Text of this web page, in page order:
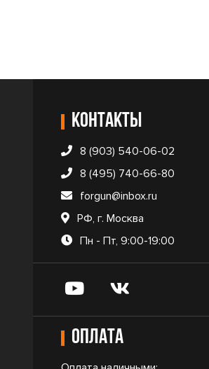
Контакты
8 (903) 540-06-02
8 (495) 740-66-80
forgun@inbox.ru
РФ, г. Москва
Пн - Пт, 9:00-19:00
Оплата